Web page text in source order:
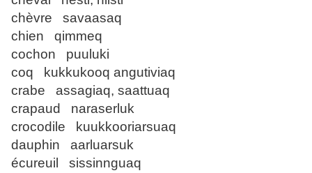
chèvre savaasaq
chien qimmeq
cochon puuluki
coq kukkukooq angutiviaq
crabe assagiaq, saattuaq
crapaud naraserluk
crocodile kuukkooriarsuaq
dauphin aarluarsuk
écureuil sissinnguaq